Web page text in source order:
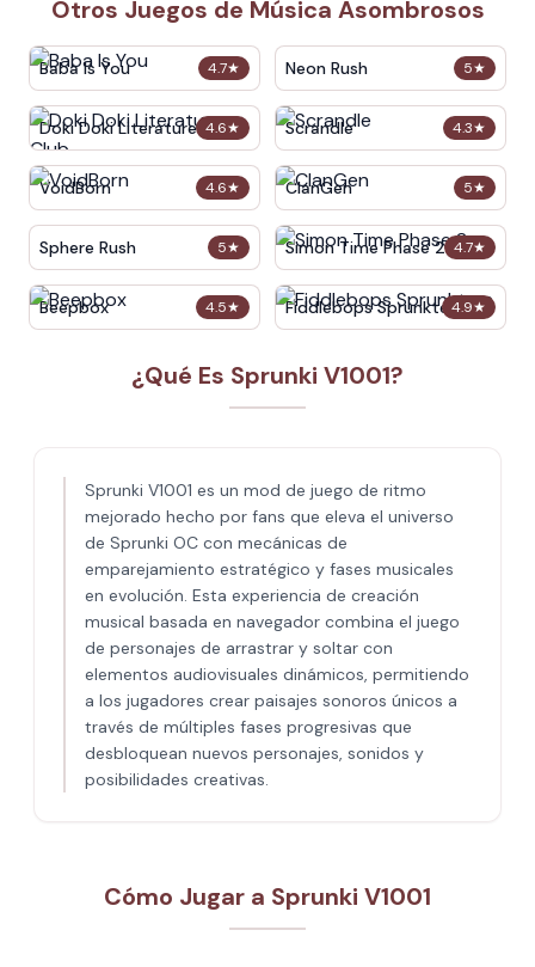
Otros Juegos de Música Asombrosos
4.7★
Baba Is You 5★
Neon Rush
4.6★
Doki Doki Literature Club 4.3★
Scrandle
4.6★
VoidBorn 5★
ClanGen
5★
Sphere Rush 4.7★
Simon Time Phase 2
4.5★
Beepbox 4.9★
Fiddlebops Sprunkters
¿Qué Es Sprunki V1001?
Sprunki V1001 es un mod de juego de ritmo
mejorado hecho por fans que eleva el universo
de Sprunki OC con mecánicas de
emparejamiento estratégico y fases musicales
en evolución. Esta experiencia de creación
musical basada en navegador combina el juego
de personajes de arrastrar y soltar con
elementos audiovisuales dinámicos, permitiendo
a los jugadores crear paisajes sonoros únicos a
través de múltiples fases progresivas que
desbloquean nuevos personajes, sonidos y
posibilidades creativas.
Cómo Jugar a Sprunki V1001